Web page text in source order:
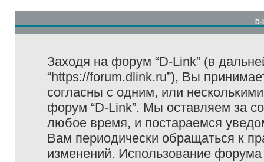
D-
Заходя на форум “D-Link” (в
“https://forum.dlink.ru”), Вы
согласны с одним, или
форум “D-Link”. Мы оставляем за
любое время, и постараемся
Вам периодически обращаться к
изменений. Использование